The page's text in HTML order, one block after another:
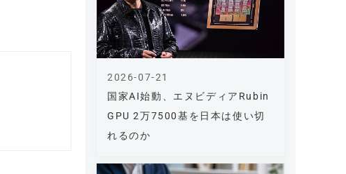
国家AI始動、エヌビディアRubin
GPU 2万7500基を日本は使い切
れるのか
2026-07-21